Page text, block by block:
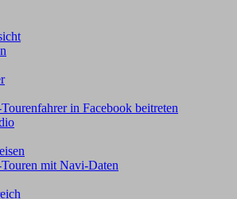
in Facebook beitreten
mit Navi-Daten